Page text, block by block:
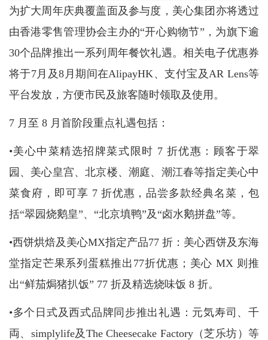
为扩大周年庆典覆盖面及参与度，美心集团亦将透过
由香港零售管理协会主办的“开心购物节”，为旗下逾
30个品牌推出一系列周年餐饮礼遇。相关电子优惠券
将于7月及8月期间在AlipayHK、支付宝及AR Lens等
平台发放，方便市民及旅客随时领取及使用。
7 月至 8 月首阶段重点礼遇包括：
•美心中菜精选招牌菜式限时 7 折优惠：顾客于翠
园、美心皇宫、北京楼、潮庭、潮江春等指定美心中
菜食府，即可享 7 折优惠，品尝多款经典名菜，包
括“翠园烧鹅皇”、“北京填鸭”及“卤水鹅拼盘”等。
•西饼烘焙及美心MX指定产品77 折：美心西饼及东海
堂指定芒果系列蛋糕推出77折优惠；美心 MX 则推
出“鲜茄焗猪扒饭” 77 折及精选烧味饭 8 折。
•多个日式及西式品牌同步推出礼遇：元気寿司、千
両、simplylife及The Cheesecake Factory（芝乐坊）等